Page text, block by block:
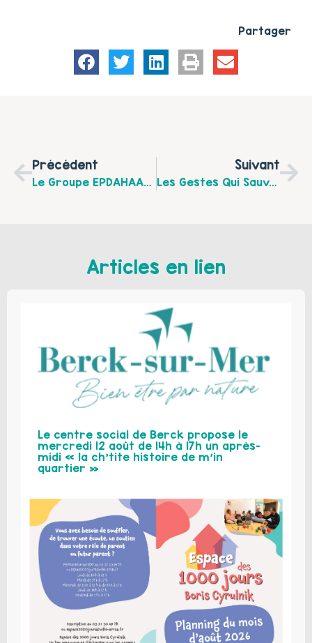
Partager
Précédent
Le Groupe EPDAHAA-EPDEF Recrute !
Suivant
Les Gestes Qui Sauvent À Annay-Sous-Lens
Articles en lien
Le centre social de Berck propose le
mercredi 12 août de 14h à 17h un après-
midi « la ch’tite histoire de m’in
quartier »